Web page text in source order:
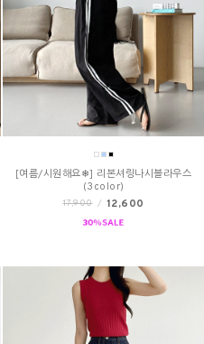
[여름/시원해요❄] 리본셔링나시블라우스
(3color)
17,900 / 12,600